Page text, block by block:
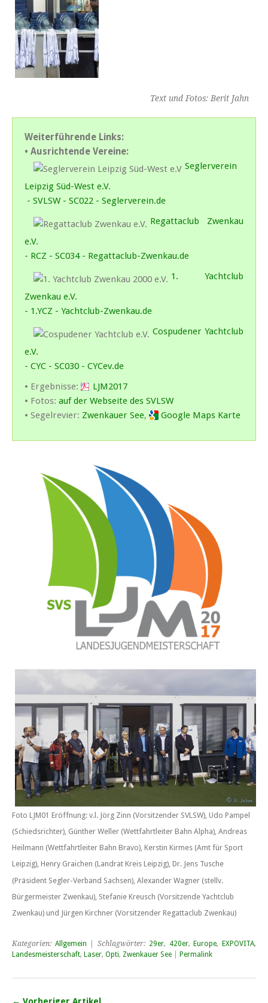
Text und Fotos: Berit Jahn
Weiterführende Links:
• Ausrichtende Vereine:
Seglerverein
Leipzig Süd-West e.V.
- SVLSW - SC022 - Seglerverein.de
Regattaclub Zwenkau
e.V.
- RCZ - SC034 - Regattaclub-Zwenkau.de
1. Yachtclub
Zwenkau e.V.
- 1.YCZ - Yachtclub-Zwenkau.de
Cospudener Yachtclub
e.V.
- CYC - SC030 - CYCev.de
• Ergebnisse:
LJM2017
• Fotos: auf der Webseite des SVLSW
• Segelrevier: Zwenkauer See, Google Maps Karte
Foto LJM01 Eröffnung: v.l. Jörg Zinn (Vorsitzender SVLSW), Udo Pampel
(Schiedsrichter), Günther Weller (Wettfahrtleiter Bahn Alpha), Andreas
Heilmann (Wettfahrtleiter Bahn Bravo), Kerstin Kirmes (Amt für Sport
Leipzig), Henry Graichen (Landrat Kreis Leipzig), Dr. Jens Tusche
(Präsident Segler-Verband Sachsen), Alexander Wagner (stellv.
Bürgermeister Zwenkau), Stefanie Kreusch (Vorsitzende Yachtclub
Zwenkau) und Jürgen Kirchner (Vorsitzender Regattaclub Zwenkau)
Kategorien: Allgemein | Schlagwörter: 29er, 420er,Europe,EXPOVITA,
Landesmeisterschaft, Laser, Opti, Zwenkauer See Permalink
← Vorheriger Artikel